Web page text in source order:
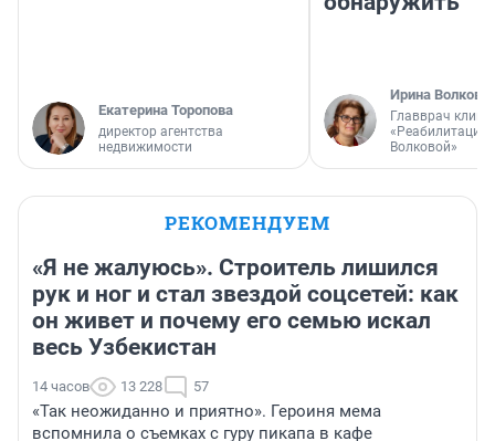
Екатерина Торопова
директор агентства
недвижимости
Ирина Волкова
Главврач
«Реабилитация
Волковой»
РЕКОМЕНДУЕМ
«Я не жалуюсь». Строитель лишился
рук и ног и стал звездой соцсетей: как
он живет и почему его семью искал
весь Узбекистан
14 часов 13 228 57
«Так неожиданно и приятно». Героиня мема
вспомнила о съемках с гуру пикапа в кафе